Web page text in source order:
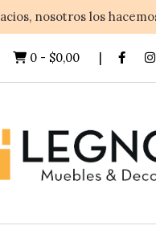
nosotros los
0 - $0,00